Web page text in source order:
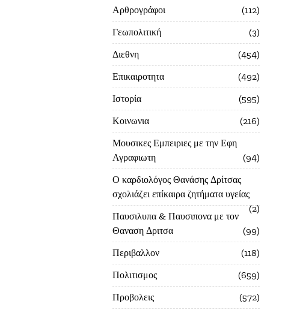
Αρθρογράφοι
112
Γεωπολιτική
3
Διεθνη
454
Επικαιροτητα
492
Ιστορία
595
Κοινωνια
216
Μουσικες Εμπειριες με την Εφη
Αγραφιωτη
94
Ο καρδιολόγος Θανάσης Δρίτσας
σχολιάζει επίκαιρα ζητήματα υγείας
2
Παυσιλυπα & Παυσιπονα με τον
Θαναση Δριτσα
99
Περιβαλλον
118
Πολιτισμος
659
Προβολεις
572